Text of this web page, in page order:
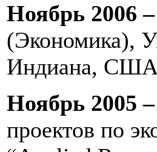
Ноябрь 2006
(Экономика),
Индиана, США
Ноябрь 2005
проектов по